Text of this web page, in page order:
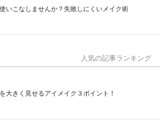
いこなしませんか？失敗しにくいメイク術
人気の記事ランキング
大きく見せるアイメイク３ポイント！